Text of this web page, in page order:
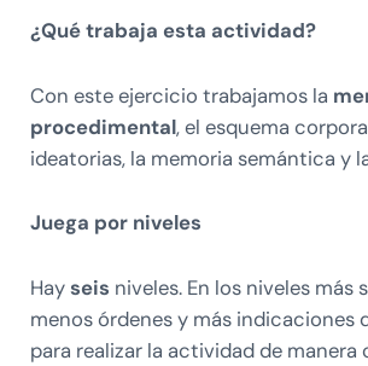
¿Qué trabaja esta actividad?
Con este ejercicio trabajamos la
procedimental, el esquema
ideatorias, la memoria semántica y
Juega por niveles
Hayseis niveles. En los niveles más
menos órdenes y más indicaciones
para realizar la actividad de manera